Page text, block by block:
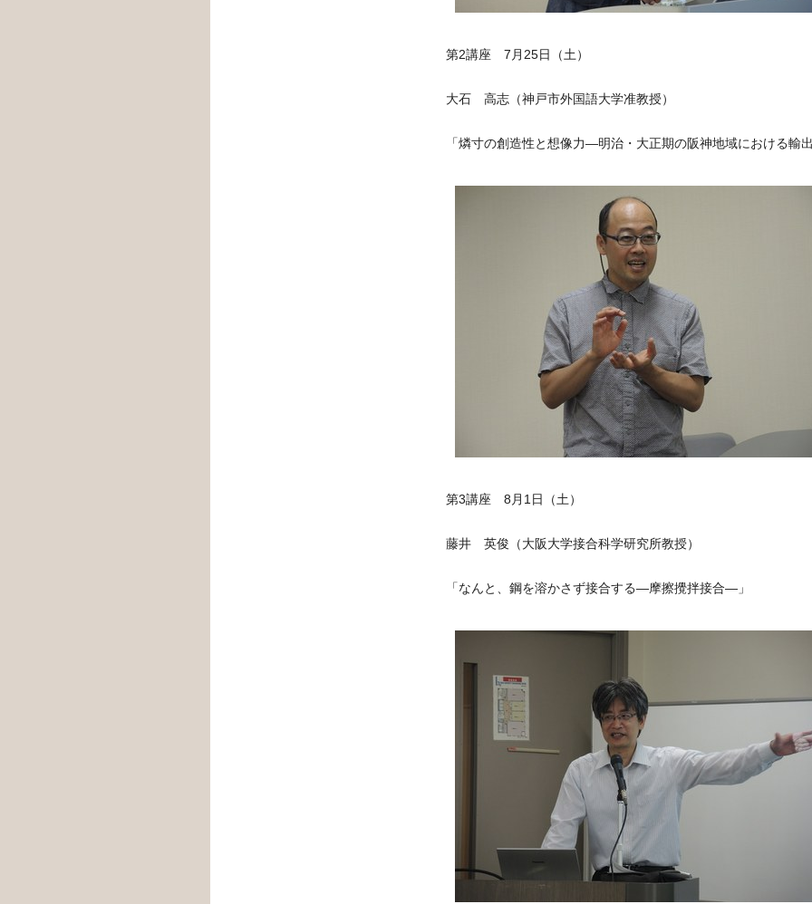
第2講座 7月25日（土）
大石 高志（神戸市外国語大学准教授）
「燐寸の創造性と想像力―明治・大正期の阪神地域における輸
第3講座 8月1日（土）
藤井 英俊（大阪大学接合科学研究所教授）
「なんと、鋼を溶かさず接合する―摩擦攪拌接合―」